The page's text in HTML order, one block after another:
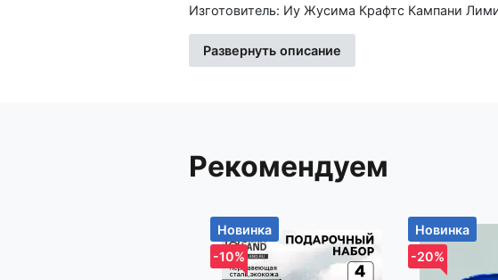
Изготовитель: Иу Жусима Крафтс Кампани Лимитед, ФЗ, номер 781, Чаочжоу Норс Роад, Иу Сити,
Импортер: Частное торговое унитарное предприятие «Книжный Клуб», Республика Беларусь,
223060, Минская обл., Минский р-н,
Развернуть описание
Рекомендуем
Новинка
-10%
Новинка
-20%